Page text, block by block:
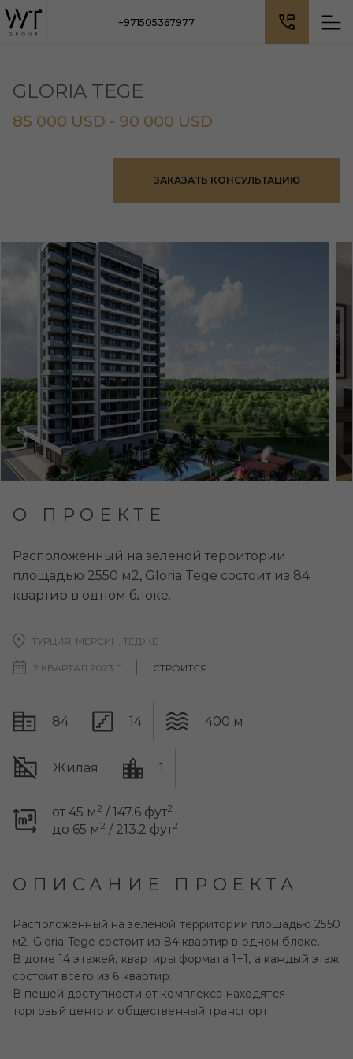
+971505367977
GLORIA TEGE
85 000 USD - 90 000 USD
ЗАКАЗАТЬ КОНСУЛЬТАЦИЮ
О ПРОЕКТЕ
Расположенный на зеленой территории
площадью 2550 м2, Gloria Tege состоит из 84
квартир в одном блоке.
ТУРЦИЯ, МЕРСИН, ТЕДЖЕ
2 КВАРТАЛ 2023 Г СТРОИТСЯ
84 14 400 м
Жилая 1
от 45 м2 / 147.6 фут2
до 65 м2 / 213.2 фут2
ОПИСАНИЕ ПРОЕКТА
Расположенный на зеленой территории площадью 2550
м2, Gloria Tege состоит из 84 квартир в одном блоке.
В доме 14 этажей, квартиры формата 1+1, а каждый этаж
состоит всего из 6 квартир.
В пешей доступности от комплекса находятся
торговый центр и общественный транспорт.